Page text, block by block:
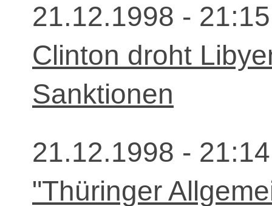
21.12.1998 -
Clinton droht
Sanktionen
21.12.1998 -
"Thüringer